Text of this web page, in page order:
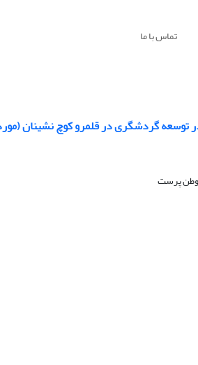
تماس با ما
گردشگری در قلمرو کوچ نشینان
وطن پرست